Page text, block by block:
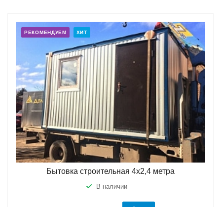
РЕКОМЕНДУЕМ ХИТ
Бытовка строительная 4х2,4 метра
В наличии